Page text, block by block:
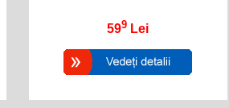
599 Lei